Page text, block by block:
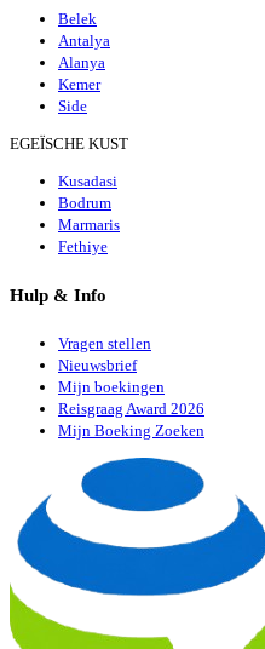
Belek
Antalya
Alanya
Kemer
Side
EGEÏSCHE KUST
Kusadasi
Bodrum
Marmaris
Fethiye
Hulp & Info
Vragen stellen
Nieuwsbrief
Mijn boekingen
Reisgraag Award 2026
Mijn Boeking Zoeken